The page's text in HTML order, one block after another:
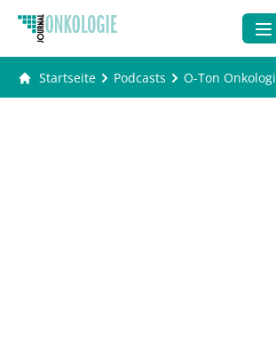
Startseite Podcasts O-Ton